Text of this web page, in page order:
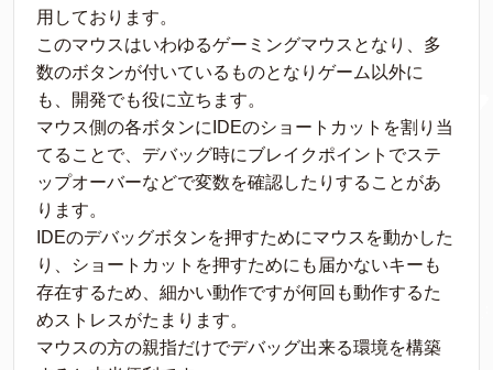
用しております。
このマウスはいわゆるゲーミングマウスとなり、多
数のボタンが付いているものとなりゲーム以外に
も、開発でも役に立ちます。
マウス側の各ボタンにIDEのショートカットを割り当
てることで、デバッグ時にブレイクポイントでステ
ップオーバーなどで変数を確認したりすることがあ
ります。
IDEのデバッグボタンを押すためにマウスを動かした
り、ショートカットを押すためにも届かないキーも
存在するため、細かい動作ですが何回も動作するた
めストレスがたまります。
マウスの方の親指だけでデバッグ出来る環境を構築